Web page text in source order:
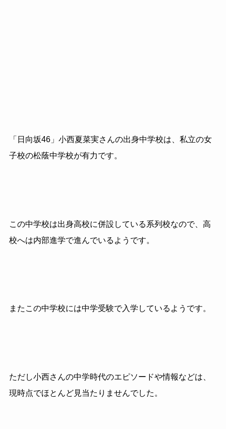
「日向坂46」小西夏菜実さんの出身中学校は、私立の女
子校の松蔭中学校が有力です。
この中学校は出身高校に併設している系列校なので、高
校へは内部進学で進んでいるようです。
またこの中学校には中学受験で入学しているようです。
ただし小西さんの中学時代のエピソードや情報などは、
現時点でほとんど見当たりませんでした。